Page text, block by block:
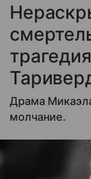
Драма
молчание.